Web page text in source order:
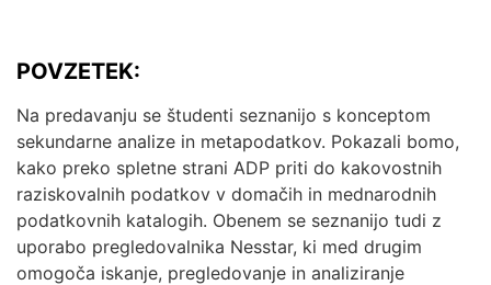
POVZETEK:
Na predavanju se študenti seznanijo s konceptom
sekundarne analize in metapodatkov. Pokazali bomo,
kako preko spletne strani ADP priti do kakovostnih
raziskovalnih podatkov v domačih in mednarodnih
podatkovnih katalogih. Obenem se seznanijo tudi z
uporabo pregledovalnika Nesstar, ki med drugim
omogoča iskanje, pregledovanje in analiziranje